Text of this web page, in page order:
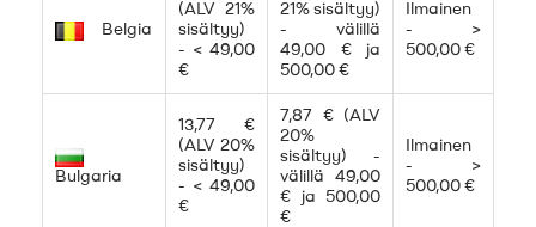
Belgia
(ALV 21%
sisältyy)
- < 49,00
€
21% sisältyy)
- välillä
49,00 € ja
500,00 €
Ilmainen
- >
500,00 €
Bulgaria
13,77 €
(ALV 20%
sisältyy)
- < 49,00
€
7,87 € (ALV
20%
sisältyy) -
välillä 49,00
€ ja 500,00
€
Ilmainen
- >
500,00 €